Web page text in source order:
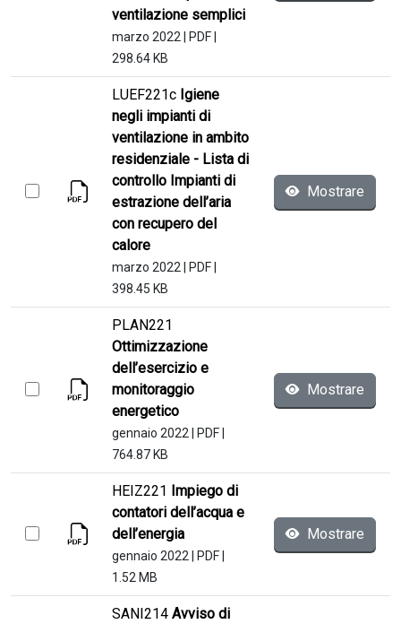
ventilazione semplici
marzo 2022 PDF
298.64 KB
LUEF221c Igiene
negli impianti di
ventilazione in ambito
residenziale - Lista di
controllo Impianti di
estrazione dell’aria
con recupero del
calore
marzo 2022 PDF
398.45 KB
Mostrare
PLAN221
Ottimizzazione
dell’esercizio e
monitoraggio
energetico
gennaio 2022 PDF
764.87 KB
Mostrare
HEIZ221 Impiego di
contatori dell’acqua e
dell’energia
gennaio 2022 PDF
1.52 MB
Mostrare
SANI214 Avviso di